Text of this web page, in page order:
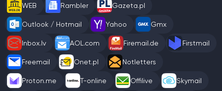
WEB Rambler Gazeta.pl
Outlook / Hotmail Yahoo Gmx
Inbox.lv AOL.com Firemail.de Firstmail
Freemail Onet.pl Notletters
Proton.me T-online Offilive Skymail